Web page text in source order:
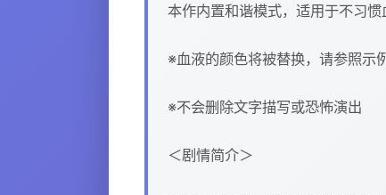
本作内置和谐模式，适用于不习
※血液的颜色将被替换，请参照示
※不会删除文字描写或恐怖演出
＜剧情简介＞